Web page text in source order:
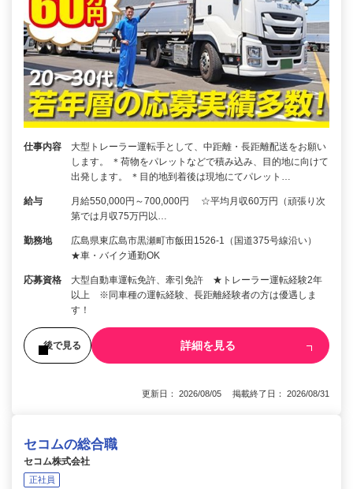
仕事内容
大型トレーラー運転手として、中距離・長距離配送をお願い
します。 ＊荷物をパレットなどで積み込み、目的地に向けて
出発します。 ＊目的地到着後は現地にてパレット…
給与
月給550,000円～700,000円 ☆平均月収60万円（頑張り次
第では月収75万円以…
勤務地
広島県東広島市黒瀬町市飯田1526-1（国道375号線沿い）
★車・バイク通勤OK
応募資格
大型自動車運転免許、牽引免許 ★トレーラー運転経験2年
以上 ※同車種の運転経験、長距離経験者の方は優遇しま
す！
後で見る 詳細を見る
更新日： 2026/08/05 掲載終了日： 2026/08/31
セコムの総合職
セコム株式会社
正社員